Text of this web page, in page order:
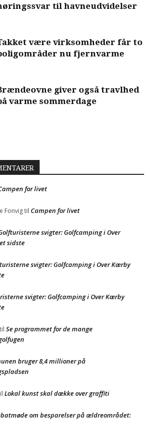
til havneudvidelser
være virksomheder får to
nu fjernvarme
giver også travlhed
varme sommerdage
for livet
Fonvigtil Campen for livet
svigter: Golfcamping i Over
sidste
svigter: Golfcamping i Over Kærby
svigter: Golfcamping i Over Kærby
til Se programmet for de mange
bruger 8,4 millioner på
Lokal kunst skal dække over graffiti
om besparelser på ældreområdet: